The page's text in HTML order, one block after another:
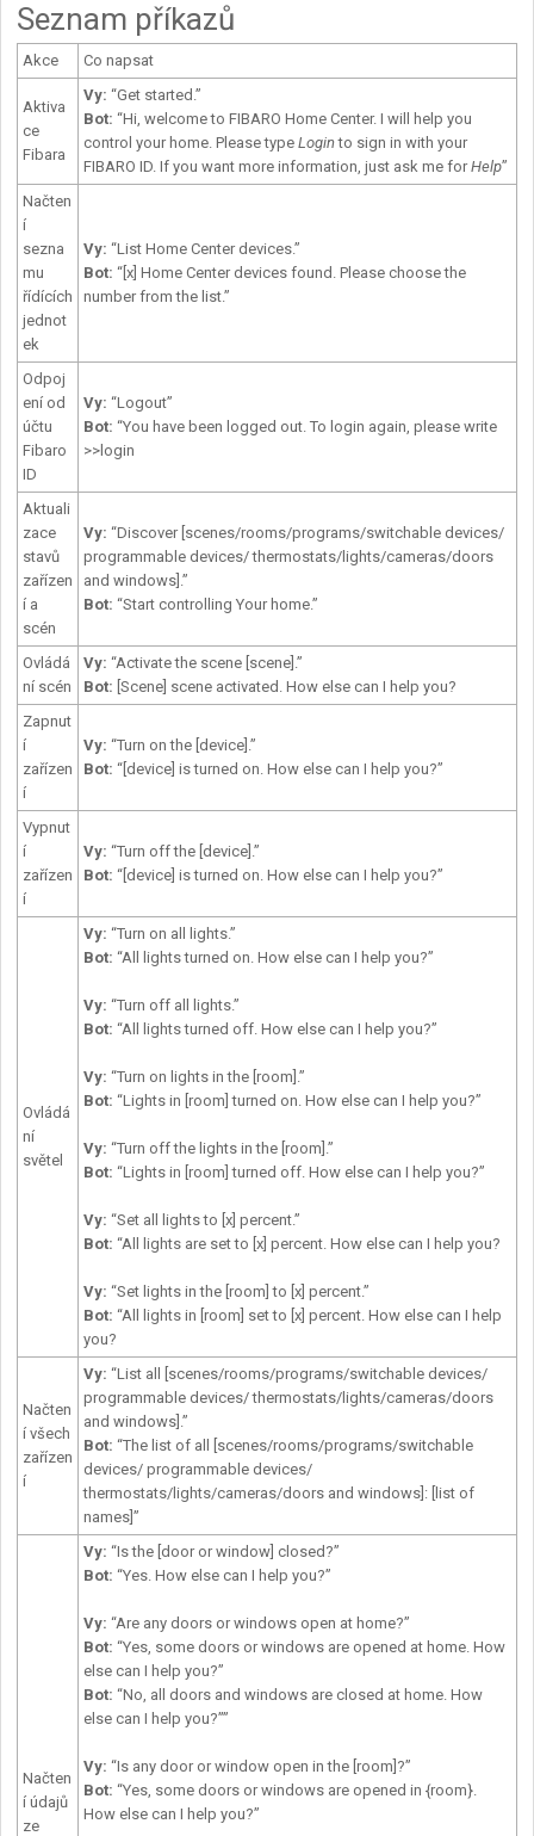
Seznam příkazů
Akce Co napsat
Aktiva
ce
Fibara
Vy: “Get started.”
Bot: “Hi, welcome to FIBARO Home Center. I will help you
control your home. Please type Loginto sign in with your
FIBARO ID. If you want more information, just ask me forHelp”
Načten
í
sezna
mu
řídících
jednot
ek
Vy: “List Home Center devices.”
Bot: “[x] Home Center devices found. Please choose the
number from the list.”
Odpoj
ení od
účtu
Fibaro
ID
Vy: “Logout”
Bot: “You have been logged out. To login again, please write
>>login
Aktuali
zace
stavů
zařízen
í a
scén
Vy: “Discover [scenes/rooms/programs/switchable devices/
programmable devices/ thermostats/lights/cameras/doors
and windows].”
Bot: “Start controlling Your home.”
Ovládá
ní scén
Vy: “Activate the scene [scene].”
Bot: [Scene] scene activated. How else can I help you?
Zapnut
í
zařízen
í
Vy: “Turn on the [device].”
Bot: “[device] is turned on. How else can I help you?”
Vypnut
í
zařízen
í
Vy: “Turn off the [device].”
Bot: “[device] is turned on. How else can I help you?”
Ovládá
ní
světel
Vy: “Turn on all lights.”
Bot: “All lights turned on. How else can I help you?”
Vy: “Turn off all lights.”
Bot: “All lights turned off. How else can I help you?”
Vy: “Turn on lights in the [room].”
Bot: “Lights in [room] turned on. How else can I help you?”
Vy: “Turn off the lights in the [room].”
Bot: “Lights in [room] turned off. How else can I help you?”
Vy: “Set all lights to [x] percent.”
Bot: “All lights are set to [x] percent. How else can I help you?
Vy: “Set lights in the [room] to [x] percent.”
Bot: “All lights in [room] set to [x] percent. How else can I help
you?
Načten
í všech
zařízen
í
Vy: “List all [scenes/rooms/programs/switchable devices/
programmable devices/ thermostats/lights/cameras/doors
and windows].”
Bot: “The list of all [scenes/rooms/programs/switchable
devices/ programmable devices/
thermostats/lights/cameras/doors and windows]: [list of
names]”
Načten
í údajů
ze
Vy: “Is the [door or window] closed?”
Bot: “Yes. How else can I help you?”
Vy: “Are any doors or windows open at home?”
Bot: “Yes, some doors or windows are opened at home. How
else can I help you?”
Bot: “No, all doors and windows are closed at home. How
else can I help you?””
Vy: “Is any door or window open in the [room]?”
Bot: “Yes, some doors or windows are opened in {room}.
How else can I help you?”